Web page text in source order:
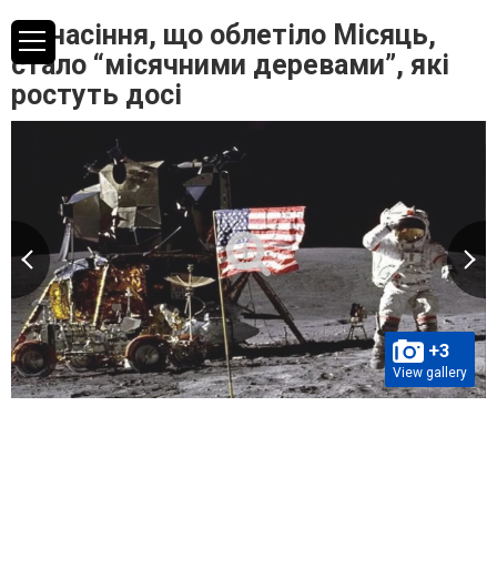
Як насіння, що облетіло Місяць,
стало “місячними деревами”, які
ростуть досі
+3
View gallery